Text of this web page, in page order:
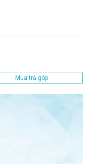
Mua trả góp